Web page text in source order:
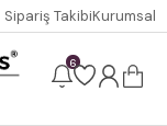
Sipariş TakibiKurumsal
6